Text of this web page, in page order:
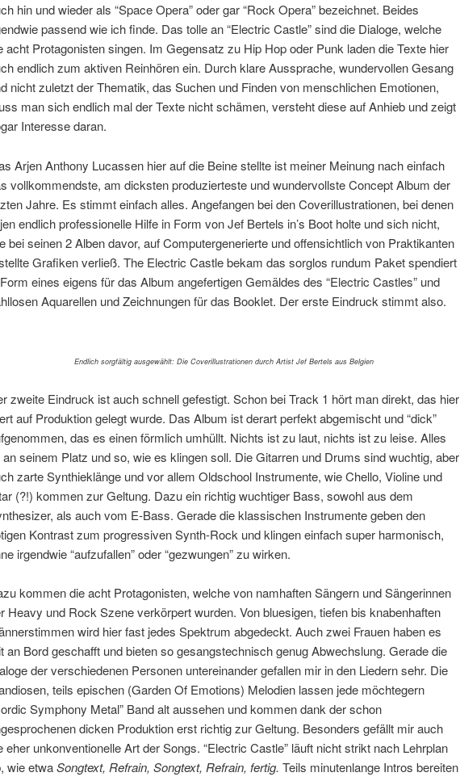
hin und wieder als “Space Opera” oder gar “Rock Opera” bezeichnet. Beides
passend wie ich finde. Das tolle an “Electric Castle” sind die Dialoge, welche
acht Protagonisten singen. Im Gegensatz zu Hip Hop oder Punk laden die Texte hier
endlich zum aktiven Reinhören ein. Durch klare Aussprache, wundervollen Gesang
nicht zuletzt der Thematik, das Suchen und Finden von menschlichen Emotionen,
man sich endlich mal der Texte nicht schämen, versteht diese auf Anhieb und zeigt
Interesse daran.
Arjen Anthony Lucassen hier auf die Beine stellte ist meiner Meinung nach einfach
vollkommendste, am dicksten produzierteste und wundervollste Concept Album der
Jahre. Es stimmt einfach alles. Angefangen bei den Coverillustrationen, bei denen
endlich professionelle Hilfe in Form von Jef Bertels in’s Boot holte und sich nicht,
bei seinen 2 Alben davor, auf Computergenerierte und offensichtlich von Praktikanten
Grafiken verließ. The Electric Castle bekam das sorglos rundum Paket spendiert
eines eigens für das Album angefertigen Gemäldes des “Electric Castles” und
Aquarellen und Zeichnungen für das Booklet. Der erste Eindruck stimmt also.
Endlich sorgfältig ausgewählt: Die Coverillustrationen durch Artist Jef Bertels aus Belgien
zweite Eindruck ist auch schnell gefestigt. Schon bei Track 1 hört man direkt, das hier
auf Produktion gelegt wurde. Das Album ist derart perfekt abgemischt und “dick”
das es einen förmlich umhüllt. Nichts ist zu laut, nichts ist zu leise. Alles
an seinem Platz und so, wie es klingen soll. Die Gitarren und Drums sind wuchtig, aber
zarte Synthieklänge und vor allem Oldschool Instrumente, wie Chello, Violine und
(?!) kommen zur Geltung. Dazu ein richtig wuchtiger Bass, sowohl aus dem
als auch vom E-Bass. Gerade die klassischen Instrumente geben den
Kontrast zum progressiven Synth-Rock und klingen einfach super harmonisch,
irgendwie “aufzufallen” oder “gezwungen” zu wirken.
kommen die acht Protagonisten, welche von namhaften Sängern und Sängerinnen
Heavy und Rock Szene verkörpert wurden. Von bluesigen, tiefen bis knabenhaften
wird hier fast jedes Spektrum abgedeckt. Auch zwei Frauen haben es
an Bord geschafft und bieten so gesangstechnisch genug Abwechslung. Gerade die
der verschiedenen Personen untereinander gefallen mir in den Liedern sehr. Die
teils epischen (Garden Of Emotions) Melodien lassen jede möchtegern
Symphony Metal” Band alt aussehen und kommen dank der schon
dicken Produktion erst richtig zur Geltung. Besonders gefällt mir auch
eher unkonventionelle Art der Songs. “Electric Castle” läuft nicht strikt nach Lehrplan
wie etwaSongtext, Refrain, Songtext, Refrain, fertig. Teils minutenlange Intros bereiten